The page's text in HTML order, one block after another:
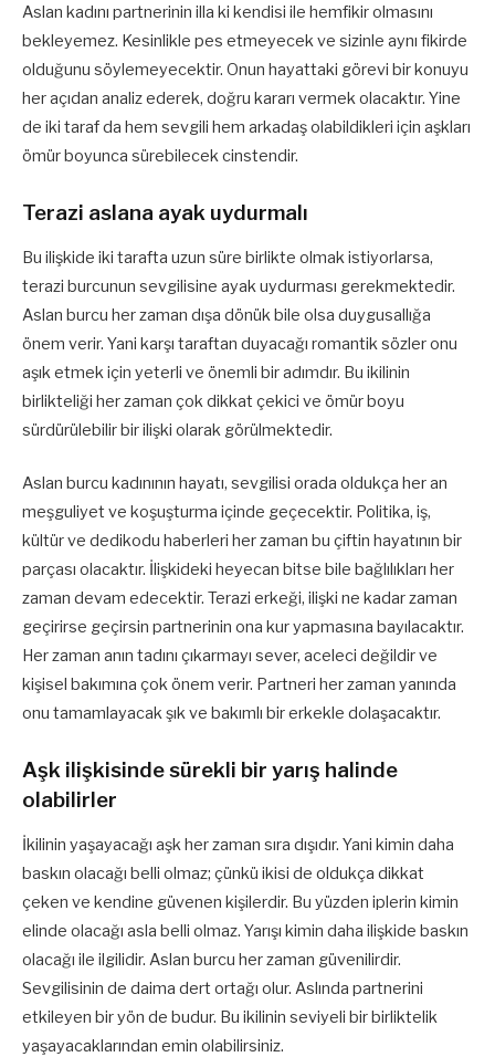
Aslan kadını partnerinin illa ki kendisi ile hemfikir olmasını
bekleyemez. Kesinlikle pes etmeyecek ve sizinle aynı fikirde
olduğunu söylemeyecektir. Onun hayattaki görevi bir konuyu
her açıdan analiz ederek, doğru kararı vermek olacaktır. Yine
de iki taraf da hem sevgili hem arkadaş olabildikleri için aşkları
ömür boyunca sürebilecek cinstendir.
Terazi aslana ayak uydurmalı
Bu ilişkide iki tarafta uzun süre birlikte olmak istiyorlarsa,
terazi burcunun sevgilisine ayak uydurması gerekmektedir.
Aslan burcu her zaman dışa dönük bile olsa duygusallığa
önem verir. Yani karşı taraftan duyacağı romantik sözler onu
aşık etmek için yeterli ve önemli bir adımdır. Bu ikilinin
birlikteliği her zaman çok dikkat çekici ve ömür boyu
sürdürülebilir bir ilişki olarak görülmektedir.
Aslan burcu kadınının hayatı, sevgilisi orada oldukça her an
meşguliyet ve koşuşturma içinde geçecektir. Politika, iş,
kültür ve dedikodu haberleri her zaman bu çiftin hayatının bir
parçası olacaktır. İlişkideki heyecan bitse bile bağlılıkları her
zaman devam edecektir. Terazi erkeği, ilişki ne kadar zaman
geçirirse geçirsin partnerinin ona kur yapmasına bayılacaktır.
Her zaman anın tadını çıkarmayı sever, aceleci değildir ve
kişisel bakımına çok önem verir. Partneri her zaman yanında
onu tamamlayacak şık ve bakımlı bir erkekle dolaşacaktır.
Aşk ilişkisinde sürekli bir yarış halinde
olabilirler
İkilinin yaşayacağı aşk her zaman sıra dışıdır. Yani kimin daha
baskın olacağı belli olmaz; çünkü ikisi de oldukça dikkat
çeken ve kendine güvenen kişilerdir. Bu yüzden iplerin kimin
elinde olacağı asla belli olmaz. Yarışı kimin daha ilişkide baskın
olacağı ile ilgilidir. Aslan burcu her zaman güvenilirdir.
Sevgilisinin de daima dert ortağı olur. Aslında partnerini
etkileyen bir yön de budur. Bu ikilinin seviyeli bir birliktelik
yaşayacaklarından emin olabilirsiniz.